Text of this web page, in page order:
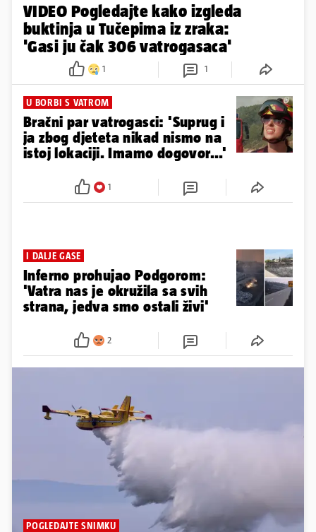
VIDEO Pogledajte kako izgleda
buktinja u Tučepima iz zraka:
'Gasi ju čak 306 vatrogasaca'
1 1
U BORBI S VATROM
Bračni par vatrogasci: 'Suprug i
ja zbog djeteta nikad nismo na
istoj lokaciji. Imamo dogovor...'
1
I DALJE GASE
Inferno prohujao Podgorom:
'Vatra nas je okružila sa svih
strana, jedva smo ostali živi'
2
POGLEDAJTE SNIMKU